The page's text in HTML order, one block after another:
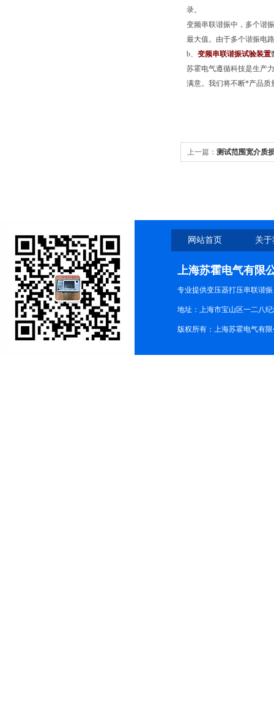
录。
变频串联谐振中，多个谐
最大值。由于多个谐振电
b、 变频串联谐振试验装置
苏霍电气遵循科技是生产
满意。我们将不断*产品质
上一篇： 测试范围宽介质
网站首页 关
上海苏霍电气有限
专业提供变压器打压串联谐
地址：上海市宝山区一二八纪
版权所有：上海苏霍电气有